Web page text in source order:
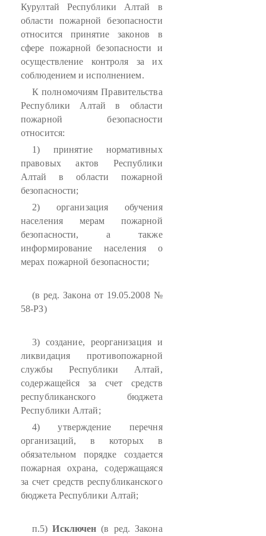
Курултай Республики Алтай в
области пожарной безопасности
относится принятие законов в
сфере пожарной безопасности и
осуществление контроля за их
соблюдением и исполнением.
К полномочиям Правительства
Республики Алтай в области
пожарной безопасности
относится:
1) принятие нормативных
правовых актов Республики
Алтай в области пожарной
безопасности;
2) организация обучения
населения мерам пожарной
безопасности, а также
информирование населения о
мерах пожарной безопасности;
(в ред. Закона от 19.05.2008 №
58-РЗ)
3) создание, реорганизация и
ликвидация противопожарной
службы Республики Алтай,
содержащейся за счет средств
республиканского бюджета
Республики Алтай;
4) утверждение перечня
организаций, в которых в
обязательном порядке создается
пожарная охрана, содержащаяся
за счет средств республиканского
бюджета Республики Алтай;
п.5)Исключен (в ред. Закона